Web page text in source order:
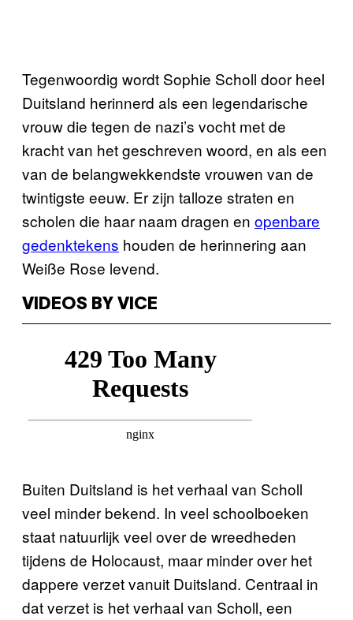
Tegenwoordig wordt Sophie Scholl door heel
Duitsland herinnerd als een legendarische
vrouw die tegen de nazi’s vocht met de
kracht van het geschreven woord, en als een
van de belangwekkendste vrouwen van de
twintigste eeuw. Er zijn talloze straten en
scholen die haar naam dragen en openbare
gedenktekens houden de herinnering aan
Weiße Rose levend.
VIDEOS BY VICE
Buiten Duitsland is het verhaal van Scholl
veel minder bekend. In veel schoolboeken
staat natuurlijk veel over de wreedheden
tijdens de Holocaust, maar minder over het
dappere verzet vanuit Duitsland. Centraal in
dat verzet is het verhaal van Scholl, een